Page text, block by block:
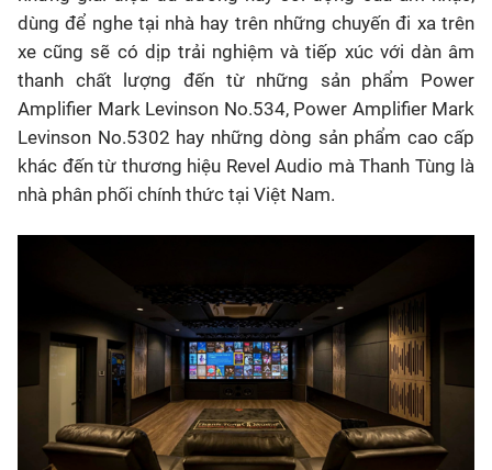
dùng để nghe tại nhà hay trên những chuyến đi xa trên
xe cũng sẽ có dịp trải nghiệm và tiếp xúc với dàn âm
thanh chất lượng đến từ những sản phẩm
Power
Amplifier Mark Levinson No.534, Power Amplifier Mark
Levinson No.5302 hay những dòng sản phẩm cao cấp
khác đến từ thương hiệu Revel Audio mà Thanh Tùng là
nhà phân phối chính thức tại Việt Nam.